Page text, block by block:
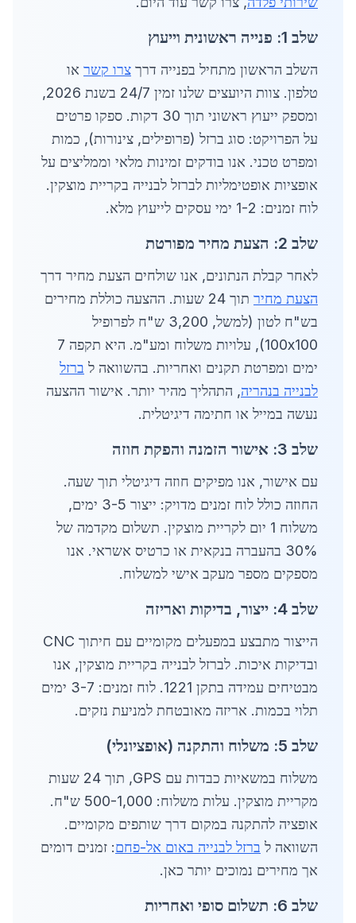
שלב 1: פנייה ראשונית וייעוץ
השלב הראשון מתחיל בפנייה דרך צרו קשר או
טלפון. צוות היועצים שלנו זמין 24/7 בשנת 2026,
ומספק ייעוץ ראשוני תוך 30 דקות. ספקו פרטים
על הפרויקט: סוג ברזל (פרופילים, צינורות), כמות
ומפרט טכני. אנו בודקים זמינות מלאי וממליצים על
אופציות אופטימליות לברזל לבנייה בקריית מוצקין.
לוח זמנים: 1-2 ימי עסקים לייעוץ מלא.
שלב 2: הצעת מחיר מפורטת
לאחר קבלת הנתונים, אנו שולחים הצעת מחיר דרך
הצעת מחיר
תוך 24 שעות. ההצעה כוללת מחירים
בש"ח לטון (למשל, 3,200 ש"ח לפרופיל
100x100), עלויות משלוח ומע"מ. היא תקפה 7
ימים ומפרטת תקנים ואחריות. בהשוואה ל ברזל
לבנייה בנהריה, התהליך מהיר יותר. אישור ההצעה
נעשה במייל או חתימה דיגיטלית.
שלב 3: אישור הזמנה והפקת חוזה
עם אישור, אנו מפיקים חוזה דיגיטלי תוך שעה.
החוזה כולל לוח זמנים מדויק: ייצור 3-5 ימים,
משלוח 1 יום לקריית מוצקין. תשלום מקדמה של
30% בהעברה בנקאית או כרטיס אשראי. אנו
מספקים מספר מעקב אישי למשלוח.
שלב 4: ייצור, בדיקות ואריזה
הייצור מתבצע במפעלים מקומיים עם חיתוך CNC
ובדיקות איכות. לברזל לבנייה בקריית מוצקין, אנו
מבטיחים עמידה בתקן 1221. לוח זמנים: 3-7 ימים
תלוי בכמות. אריזה מאובטחת למניעת נזקים.
שלב 5: משלוח והתקנה (אופציונלי)
משלוח במשאיות כבדות עם GPS, תוך 24 שעות
מקריית מוצקין. עלות משלוח: 500-1,000 ש"ח.
אופציה להתקנה במקום דרך שותפים מקומיים.
השוואה ל ברזל לבנייה באום אל-פחם: זמנים דומים
אך מחירים נמוכים יותר כאן.
שלב 6: תשלום סופי ואחריות